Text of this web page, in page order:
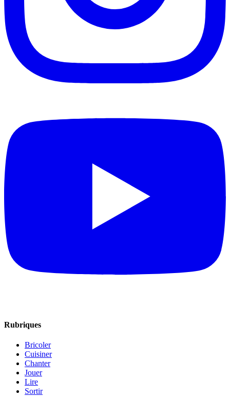
Rubriques
Bricoler
Cuisiner
Chanter
Jouer
Lire
Sortir